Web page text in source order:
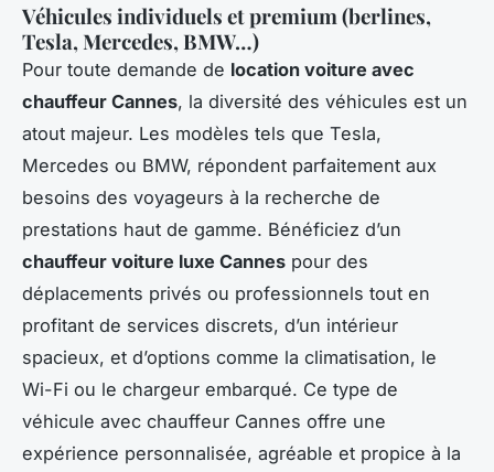
Véhicules individuels et premium (berlines,
Tesla, Mercedes, BMW…)
Pour toute demande de location voiture avec
chauffeur Cannes, la diversité des véhicules est un
atout majeur. Les modèles tels que Tesla,
Mercedes ou BMW, répondent parfaitement aux
besoins des voyageurs à la recherche de
prestations haut de gamme. Bénéficiez d’un
chauffeur voiture luxe Cannes pour des
déplacements privés ou professionnels tout en
profitant de services discrets, d’un intérieur
spacieux, et d’options comme la climatisation, le
Wi-Fi ou le chargeur embarqué. Ce type de
véhicule avec chauffeur Cannes offre une
expérience personnalisée, agréable et propice à la